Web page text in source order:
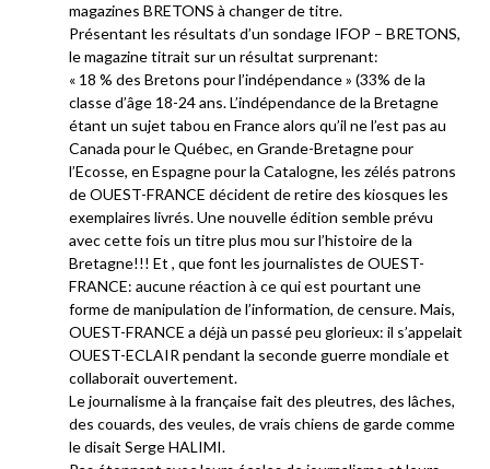
magazines BRETONS à changer de titre.
Présentant les résultats d’un sondage IFOP – BRETONS,
le magazine titrait sur un résultat surprenant:
« 18 % des Bretons pour l’indépendance » (33% de la
classe d’âge 18-24 ans. L’indépendance de la Bretagne
étant un sujet tabou en France alors qu’il ne l’est pas au
Canada pour le Québec, en Grande-Bretagne pour
l’Ecosse, en Espagne pour la Catalogne, les zélés patrons
de OUEST-FRANCE décident de retire des kiosques les
exemplaires livrés. Une nouvelle édition semble prévu
avec cette fois un titre plus mou sur l’histoire de la
Bretagne!!! Et , que font les journalistes de OUEST-
FRANCE: aucune réaction à ce qui est pourtant une
forme de manipulation de l’information, de censure. Mais,
OUEST-FRANCE a déjà un passé peu glorieux: il s’appelait
OUEST-ECLAIR pendant la seconde guerre mondiale et
collaborait ouvertement.
Le journalisme à la française fait des pleutres, des lâches,
des couards, des veules, de vrais chiens de garde comme
le disait Serge HALIMI.